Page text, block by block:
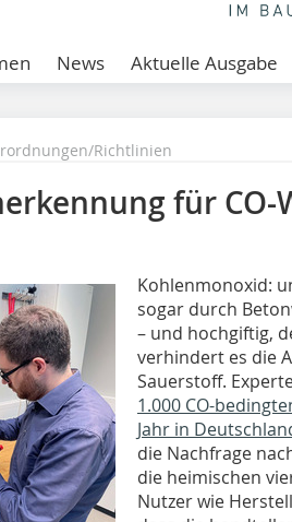
News Aktuelle Ausgabe
Richtlinien
für
Kohlenmonoxid:
sogar durch
– und hochgiftig,
verhindert es die
Sauerstoff.
1.000 CO-
Jahr in
die Nachfrage
die heimischen
Nutzer wie